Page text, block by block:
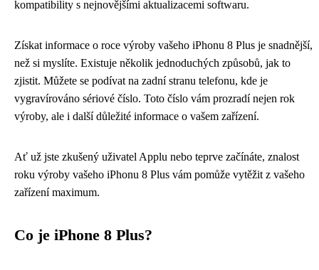
kompatibility s nejnovějšími aktualizacemi softwaru.
Získat informace o roce výroby vašeho iPhonu 8 Plus je snadnější,
než si myslíte. Existuje několik jednoduchých způsobů, jak to
zjistit. Můžete se podívat na zadní stranu telefonu, kde je
vygravírováno sériové číslo. Toto číslo vám prozradí nejen rok
výroby, ale i další důležité informace o vašem zařízení.
Ať už jste zkušený uživatel Applu nebo teprve začínáte, znalost
roku výroby vašeho iPhonu 8 Plus vám pomůže vytěžit z vašeho
zařízení maximum.
Co je iPhone 8 Plus?